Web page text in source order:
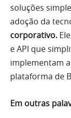
soluções
adoção da
corporativo.
e API que
implementam
plataforma de
Em outras